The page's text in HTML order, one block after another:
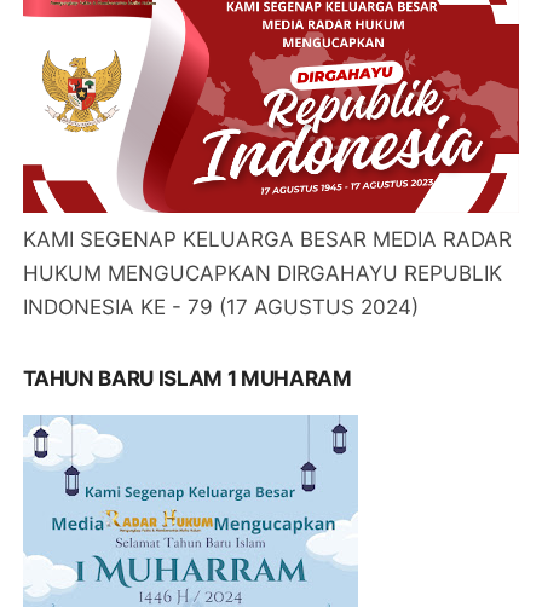
KAMI SEGENAP KELUARGA BESAR MEDIA RADAR
HUKUM MENGUCAPKAN DIRGAHAYU REPUBLIK
INDONESIA KE - 79 (17 AGUSTUS 2024)
TAHUN BARU ISLAM 1 MUHARAM